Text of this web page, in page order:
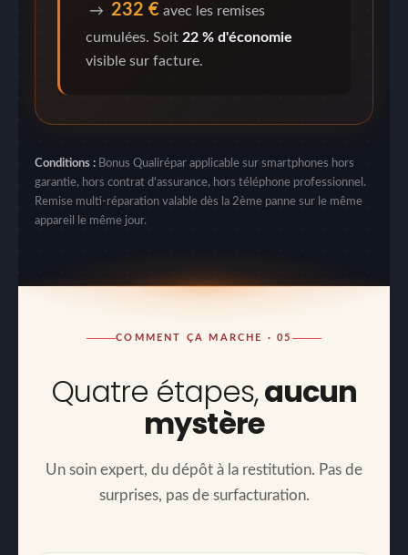
→ 232 € avec les remises
cumulées. Soit 22 % d'économie
visible sur facture.
Conditions : Bonus Qualirépar applicable sur smartphones hors
garantie, hors contrat d'assurance, hors téléphone professionnel.
Remise multi-réparation valable dès la 2ème panne sur le même
appareil le même jour.
COMMENT ÇA MARCHE · 05
Quatre étapes,aucun
mystère
Un soin expert, du dépôt à la restitution. Pas de
surprises, pas de surfacturation.